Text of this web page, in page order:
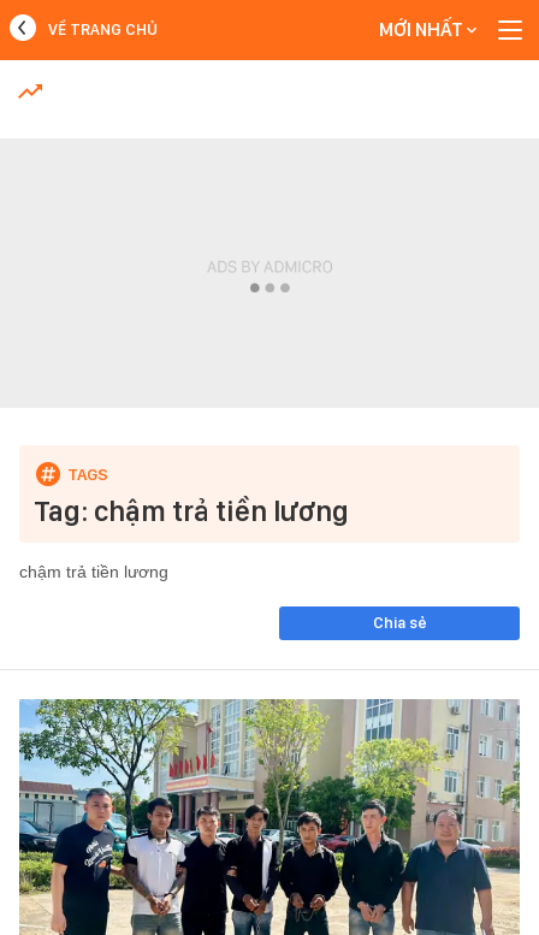
MỚI NHẤT
VỀ TRANG CHỦ MỚI NHẤT
Tag: chậm trả tiền lương
chậm trả tiền lương
Chia sẻ